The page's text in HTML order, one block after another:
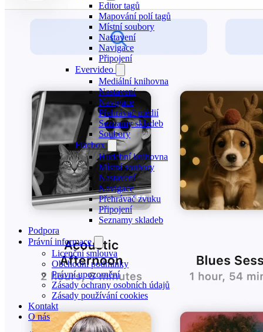
Editor tagů
Mapování polí tagů
Místní soubory
Nastavení
Navigace
Připojení
Evervideo
Mediální knihovna
Nastavení
Navigace
Přehrávač médií
Seznamy skladeb
Soubory
Flacbox
Hudební knihovna
Místní soubory
Nastavení
Navigace
Přehrávač zvuku
Připojení
Seznamy skladeb
Podpora
Právní informace
Licenční smlouva
Obchodní podmínky
Právní upozornění
Zásady ochrany osobních údajů
Zásady používání cookies
Kontakt
O nás